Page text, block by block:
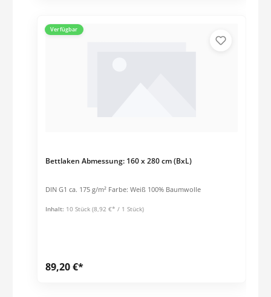
Verfügbar
Bettlaken Abmessung: 160 x 280 cm (BxL)
DIN G1 ca. 175 g/m² Farbe: Weiß 100% Baumwolle
Inhalt: 10 Stück (8,92 €* / 1 Stück)
89,20 €*